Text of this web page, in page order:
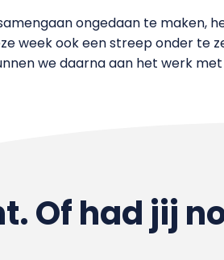
ongedaan te maken,
week ook een streep onder te
we daarna aan het werk
Of had jij